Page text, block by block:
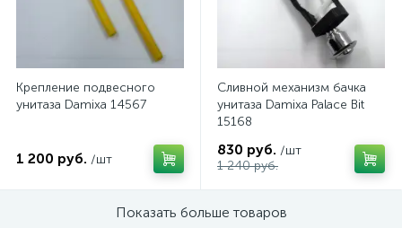
Крепление подвесного
унитаза Damixa 14567
1 200 руб. /шт
Сливной механизм бачка
унитаза Damixa Palace Bit
15168
830 руб. /шт
1 240 руб.
Показать больше товаров